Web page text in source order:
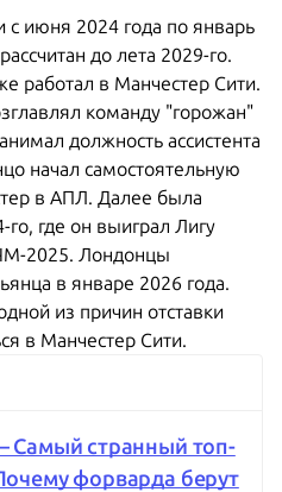
с июня 2024 года по январь
до лета 2029-го.
работал в Манчестер Сити.
команду "горожан"
должность ассистента
начал самостоятельную
в АПЛ. Далее была
го, где он выиграл Лигу
2025. Лондонцы
в январе 2026 года.
из причин отставки
в Манчестер Сити.
Самый странный топ-
форварда берут